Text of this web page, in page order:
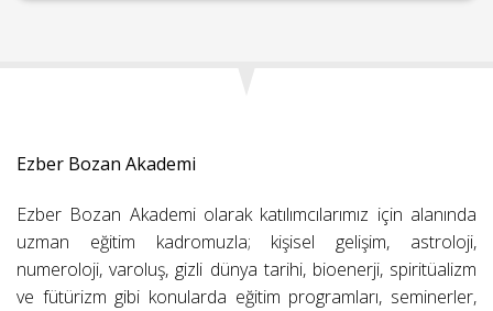
Ezber Bozan Akademi
Ezber Bozan Akademi olarak katılımcılarımız için alanında
uzman eğitim kadromuzla; kişisel gelişim, astroloji,
numeroloji, varoluş, gizli dünya tarihi, bioenerji, spiritüalizm
ve fütürizm gibi konularda eğitim programları, seminerler,